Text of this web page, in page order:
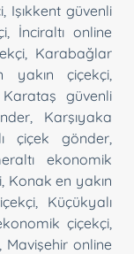
, Işıkkent güvenli
, İnciraltı online
Karabağlar
yakın çiçekçi
Karataş güvenli
Karşıyaka
çiçek gönder
ekonomik
Konak en yakın
Küçükyalı
çiçekçi
Mavişehir online